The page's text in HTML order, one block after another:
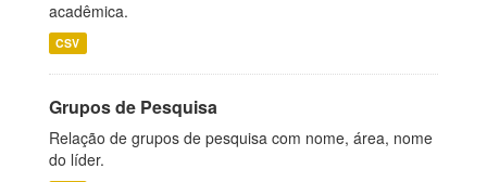
acadêmica.
CSV
Grupos de Pesquisa
Relação de grupos de pesquisa com nome, área, nome
do líder.